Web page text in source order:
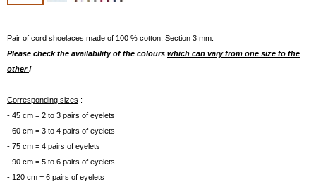
Pair of cord shoelaces made of 100 % cotton. Section 3 mm.
Please check the availability of the colours which can vary from one size to the
other!
Corresponding sizes :
- 45 cm = 2 to 3 pairs of eyelets
- 60 cm = 3 to 4 pairs of eyelets
- 75 cm = 4 pairs of eyelets
- 90 cm = 5 to 6 pairs of eyelets
- 120 cm = 6 pairs of eyelets